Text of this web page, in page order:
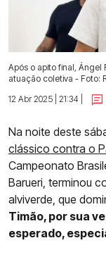
Após o apito final,
atuação coletiva - Foto:
12 Abr 2025 | 21:34 |
Na noite deste
clássico contra o
Campeonato
Barueri, terminou
alviverde, que
Timão, por sua
esperado,